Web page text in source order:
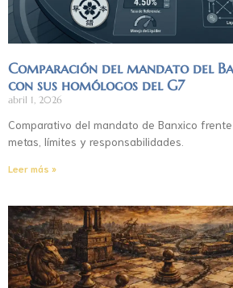
Comparación del mandato del
con sus homólogos del G7
abril 1, 2026
Comparativo del mandato de Banxico frente
metas, límites y responsabilidades.
Leer más »